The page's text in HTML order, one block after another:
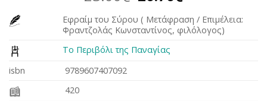
was:
23.00€.
τιμή
είναι:
Εφραίμ του Σύρου ( Μετάφραση / Επιμέλεια:
Φραντζολάς Κωνσταντίνος, φιλόλογος)
Το Περιβόλι της Παναγίας
isbn
9789607407092
420